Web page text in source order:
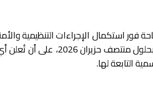
فور استكمال الإجراءات التنظيمية
التشغيلية المتبقية، متوقعة إنجاز ذلك بحلول
التابعة لها.